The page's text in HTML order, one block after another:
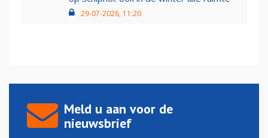
29-07-2026, 11:20
Meld u aan voor de
nieuwsbrief